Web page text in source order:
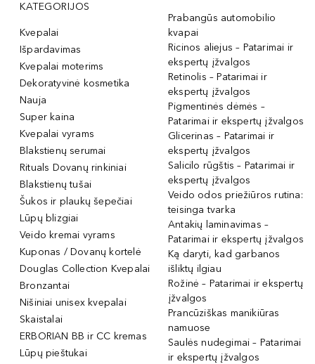
KATEGORIJOS
Kvepalai
Išpardavimas
Kvepalai moterims
Dekoratyvinė kosmetika
Nauja
Super kaina
Kvepalai vyrams
Blakstienų serumai
Rituals Dovanų rinkiniai
Blakstienų tušai
Šukos ir plaukų šepečiai
Lūpų blizgiai
Veido kremai vyrams
Kuponas / Dovanų kortelė
Douglas Collection Kvepalai
Bronzantai
Nišiniai unisex kvepalai
Skaistalai
ERBORIAN BB ir CC kremas
Lūpų pieštukai
Prabangūs automobilio
kvapai
Ricinos aliejus – Patarimai ir
ekspertų įžvalgos
Retinolis – Patarimai ir
ekspertų įžvalgos
Pigmentinės dėmės –
Patarimai ir ekspertų įžvalgos
Glicerinas – Patarimai ir
ekspertų įžvalgos
Salicilo rūgštis – Patarimai ir
ekspertų įžvalgos
Veido odos priežiūros rutina:
teisinga tvarka
Antakių laminavimas –
Patarimai ir ekspertų įžvalgos
Ką daryti, kad garbanos
išliktų ilgiau
Rožinė – Patarimai ir ekspertų
įžvalgos
Prancūziškas manikiūras
namuose
Saulės nudegimai – Patarimai
ir ekspertų įžvalgos